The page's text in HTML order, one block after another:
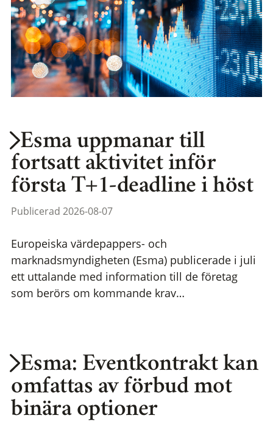
Esma uppmanar till
fortsatt aktivitet inför
första T+1-deadline i höst
Publicerad 2026-08-07
Europeiska värdepappers- och
marknadsmyndigheten (Esma) publicerade i juli
ett uttalande med information till de företag
som berörs om kommande krav…
Esma: Eventkontrakt kan
omfattas av förbud mot
binära optioner